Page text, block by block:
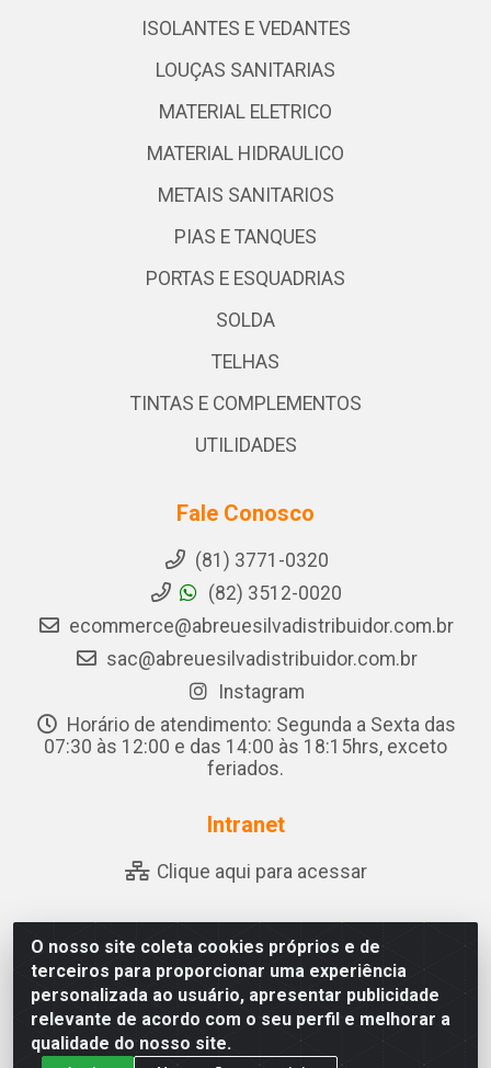
O nosso site coleta cookies próprios e de
terceiros para proporcionar uma experiência
personalizada ao usuário, apresentar publicidade
relevante de acordo com o seu perfil e melhorar a
qualidade do nosso site.
ISOLANTES E VEDANTES
LOUÇAS SANITARIAS
MATERIAL ELETRICO
MATERIAL HIDRAULICO
METAIS SANITARIOS
PIAS E TANQUES
PORTAS E ESQUADRIAS
SOLDA
TELHAS
TINTAS E COMPLEMENTOS
UTILIDADES
Fale Conosco
(81) 3771-0320
(82) 3512-0020
ecommerce@abreuesilvadistribuidor.com.br
sac@abreuesilvadistribuidor.com.br
Instagram
Horário de atendimento: Segunda a Sexta das
07:30 às 12:00 e das 14:00 às 18:15hrs, exceto
feriados.
Intranet
Clique aqui para acessar
Abreu & Silva - Rua Padre Jose de Souza Leite, 265 - Ariado,
Olho D'Água das Flores/AL - CEP 57.442-000 - CNPJ
04.790.656/0001-06